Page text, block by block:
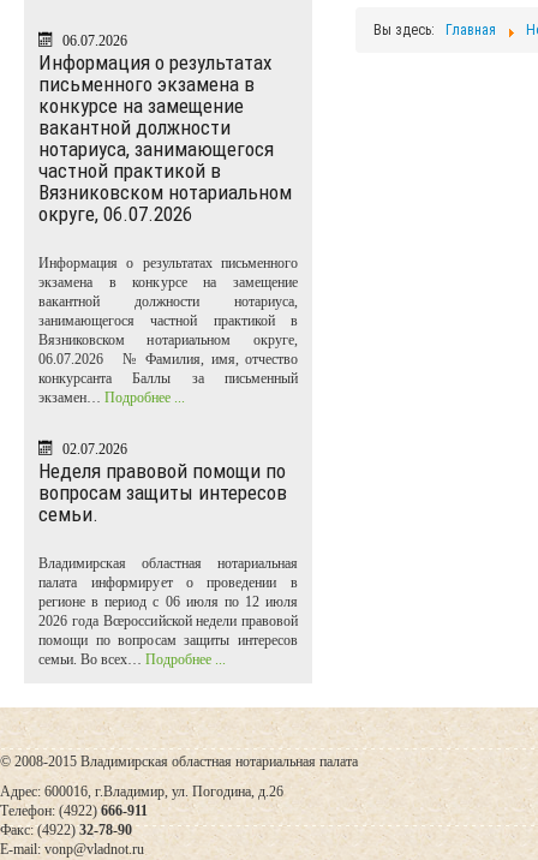
06.07.2026
Информация о результатах
письменного экзамена в
конкурсе на замещение
вакантной должности
нотариуса, занимающегося
частной практикой в
Вязниковском нотариальном
округе, 06.07.2026
Информация о результатах письменного
экзамена в конкурсе на замещение
вакантной должности нотариуса,
занимающегося частной практикой в
Вязниковском нотариальном округе,
06.07.2026 № Фамилия, имя, отчество
конкурсанта Баллы за письменный
экзамен… Подробнее ...
02.07.2026
Неделя правовой помощи по
вопросам защиты интересов
семьи.
Владимирская областная нотариальная
палата информирует о проведении в
регионе в период с 06 июля по 12 июля
2026 года Всероссийской недели правовой
помощи по вопросам защиты интересов
семьи. Во всех… Подробнее ...
Вы здесь: Главная
© 2008-2015 Владимирская областная нотариальная палата
Адрес: 600016, г.Владимир, ул. Погодина, д.26
Телефон: (4922)666-911
Факс: (4922)32-78-90
E-mail: vonp@vladnot.ru